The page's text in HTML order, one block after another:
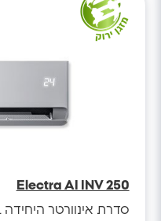
Electra AI INV 250
סדרת אינוורטר